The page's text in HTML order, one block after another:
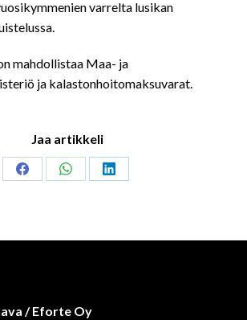
varrelta lusikan
mahdollistaa Maa- ja
ja kalastonhoitomaksuvarat.
Jaa artikkeli
Share
Share
Share
/ Eforte Oy